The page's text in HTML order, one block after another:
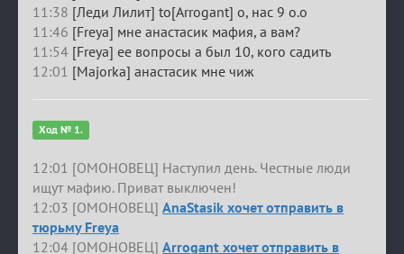
11:38 [Леди Лилит] to[Arrogant] о, нас 9 о.о
11:46 [Freya] мне анастасик мафия, а вам?
11:54 [Freya] ее вопросы а был 10, кого садить
12:01 [Majorka] анастасик мне чиж
Ход № 1.
12:01 [ОМОНОВЕЦ] Наступил день. Честные люди
ищут мафию. Приват выключен!
12:03 [ОМОНОВЕЦ] AnaStasik хочет отправить в
тюрьму Freya
12:04 [ОМОНОВЕЦ] Arrogant хочет отправить в